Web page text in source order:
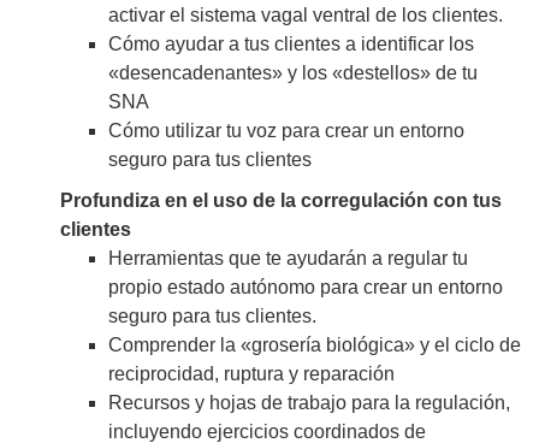
activar el sistema vagal ventral de los clientes.
Cómo ayudar a tus clientes a identificar los
«desencadenantes» y los «destellos» de tu
SNA
Cómo utilizar tu voz para crear un entorno
seguro para tus clientes
Profundiza en el uso de la corregulación con tus
clientes
Herramientas que te ayudarán a regular tu
propio estado autónomo para crear un entorno
seguro para tus clientes.
Comprender la «grosería biológica» y el ciclo de
reciprocidad, ruptura y reparación
Recursos y hojas de trabajo para la regulación,
incluyendo ejercicios coordinados de